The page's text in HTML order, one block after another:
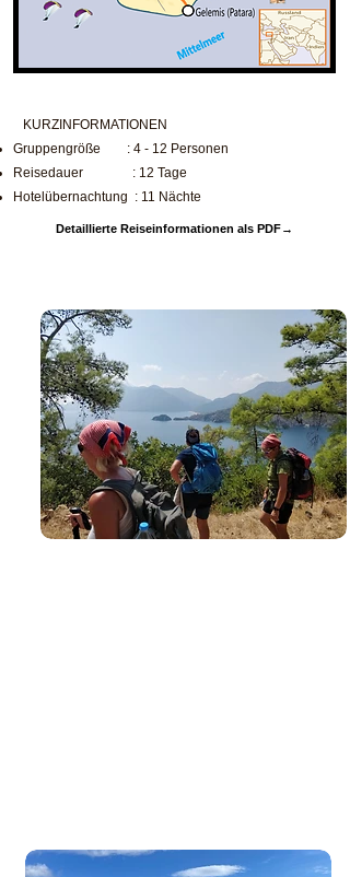
KURZINFORMATIONEN
Gruppengröße : 4 - 12 Personen
Reisedauer : 12 Tage
Hotelübernachtung : 11 Nächte
Detaillierte Reiseinformationen als PDF→